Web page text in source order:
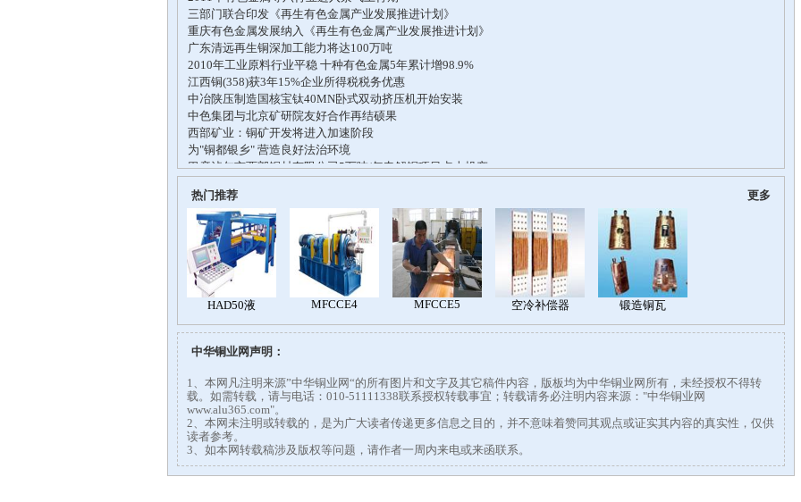
热门推荐 更多
中华铜业网声明：
1、本网凡注明来源”中华铜业网“的所有图片和文字及其它稿件内容，版板均为中华铜业网所有，未经授权不得转
载。如需转载，请与电话：010-51111338联系授权转载事宜；转载请务必注明内容来源："中华铜业网
www.alu365.com"。
2、本网未注明或转载的，是为广大读者传递更多信息之目的，并不意味着赞同其观点或证实其内容的真实性，仅供
读者参考。
3、如本网转载稿涉及版权等问题，请作者一周内来电或来函联系。